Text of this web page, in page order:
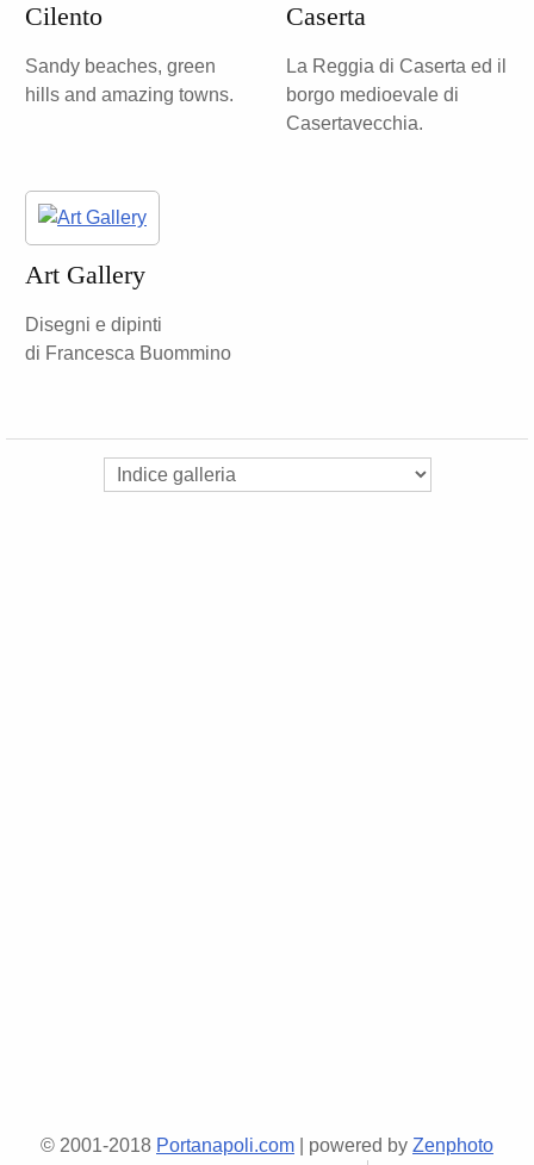
Cilento
Sandy beaches, green
hills and amazing towns.
Caserta
La Reggia di Caserta ed il
borgo medioevale di
Casertavecchia.
Art Gallery
Disegni e dipinti
di Francesca Buommino
© 2001-2018 Portanapoli.com | powered by Zenphoto